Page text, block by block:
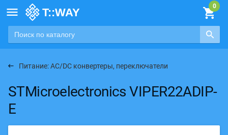

Питание: AC/DC конвертеры, переключатели
STMicroelectronics VIPER22ADIP-
E